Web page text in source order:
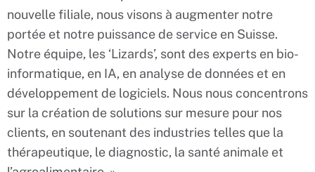
nouvelle filiale, nous visons à augmenter notre
portée et notre puissance de service en Suisse.
Notre équipe, les ‘Lizards’, sont des experts en bio-
informatique, en IA, en analyse de données et en
développement de logiciels. Nous nous concentrons
sur la création de solutions sur mesure pour nos
clients, en soutenant des industries telles que la
thérapeutique, le diagnostic, la santé animale et